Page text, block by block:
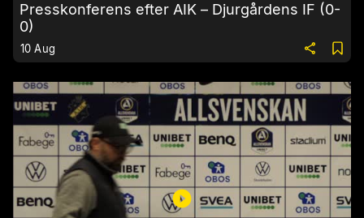
Presskonferens efter AIK – Djurgårdens IF (0-
0)
10 Aug